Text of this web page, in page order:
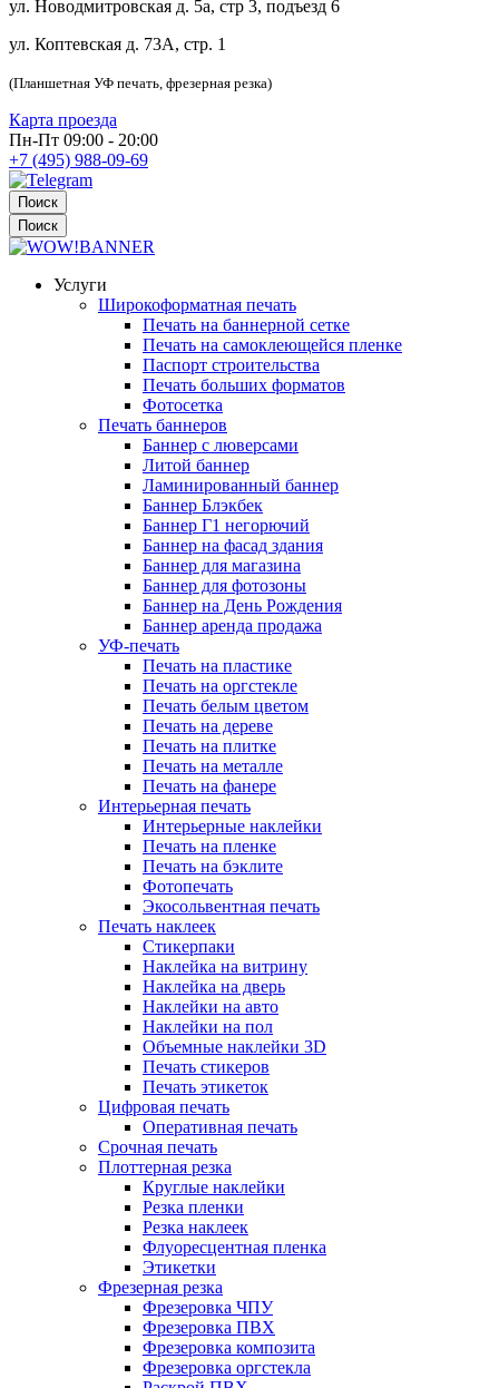
ул. Новодмитровская д. 5а, стр 3, подъезд 6
ул. Коптевская д. 73А, стр. 1
(Планшетная УФ печать, фрезерная резка)
Карта проезда
Пн-Пт 09:00 - 20:00
+7 (495) 988-09-69
Поиск
Поиск
Услуги
Широкоформатная печать
Печать на баннерной сетке
Печать на самоклеющейся пленке
Паспорт строительства
Печать больших форматов
Фотосетка
Печать баннеров
Баннер с люверсами
Литой баннер
Ламинированный баннер
Баннер Блэкбек
Баннер Г1 негорючий
Баннер на фасад здания
Баннер для магазина
Баннер для фотозоны
Баннер на День Рождения
Баннер аренда продажа
УФ-печать
Печать на пластике
Печать на оргстекле
Печать белым цветом
Печать на дереве
Печать на плитке
Печать на металле
Печать на фанере
Интерьерная печать
Интерьерные наклейки
Печать на пленке
Печать на бэклите
Фотопечать
Экосольвентная печать
Печать наклеек
Стикерпаки
Наклейка на витрину
Наклейка на дверь
Наклейки на авто
Наклейки на пол
Объемные наклейки 3D
Печать стикеров
Печать этикеток
Цифровая печать
Оперативная печать
Срочная печать
Плоттерная резка
Круглые наклейки
Резка пленки
Резка наклеек
Флуоресцентная пленка
Этикетки
Фрезерная резка
Фрезеровка ЧПУ
Фрезеровка ПВХ
Фрезеровка композита
Фрезеровка оргстекла